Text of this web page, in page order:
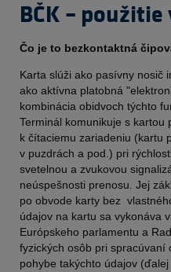
BČK – použitie
Čo je to bezkontaktná
Karta slúži ako pasívny nosič
ako aktívna platobná
kombinácia obidvoch týchto
Terminál komunikuje s kartou
k čítaciemu zariadeniu (kartu
v puzdrách a pod.) pri
svetelnou a zvukovou
neúspešnosti prenosu. Jej
po obvode karty bez
údajov na kartu sa vykonáva
Európskeho parlamentu a
fyzických osôb pri spracúvaní
pohybe takýchto údajov (ďalej